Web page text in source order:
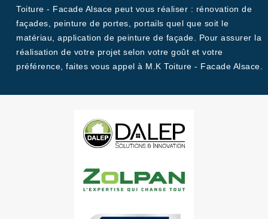
Toiture - Facade Alsace peut vous réaliser : rénovation de
façades, peinture de portes, portails quel que soit le
matériau, application de peinture de façade. Pour assurer la
réalisation de votre projet selon votre goût et votre
préférence, faites vous appel à M.K Toiture - Facade Alsace.